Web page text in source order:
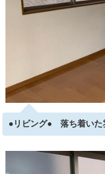
●リビング● 落ち着いた